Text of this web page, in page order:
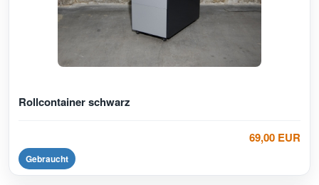
Rollcontainer schwarz
69,00 EUR
Gebraucht